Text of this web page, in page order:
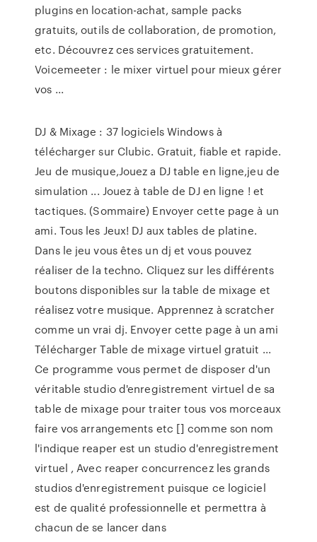
plugins en location-achat, sample packs
gratuits, outils de collaboration, de promotion,
etc. Découvrez ces services gratuitement.
Voicemeeter : le mixer virtuel pour mieux gérer
vos ...
DJ & Mixage : 37 logiciels Windows à
télécharger sur Clubic. Gratuit, fiable et rapide.
Jeu de musique,Jouez a DJ table en ligne,jeu de
simulation ... Jouez à table de DJ en ligne ! et
tactiques. (Sommaire) Envoyer cette page à un
ami. Tous les Jeux! DJ aux tables de platine.
Dans le jeu vous êtes un dj et vous pouvez
réaliser de la techno. Cliquez sur les différents
boutons disponibles sur la table de mixage et
réalisez votre musique. Apprennez à scratcher
comme un vrai dj. Envoyer cette page à un ami
Télécharger Table de mixage virtuel gratuit ...
Ce programme vous permet de disposer d'un
véritable studio d'enregistrement virtuel de sa
table de mixage pour traiter tous vos morceaux
faire vos arrangements etc [] comme son nom
l'indique reaper est un studio d'enregistrement
virtuel , Avec reaper concurrencez les grands
studios d'enregistrement puisque ce logiciel
est de qualité professionnelle et permettra à
chacun de se lancer dans